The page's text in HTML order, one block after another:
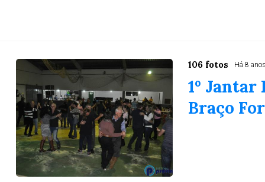
106 fotos Há 8 anos
1º
Braço